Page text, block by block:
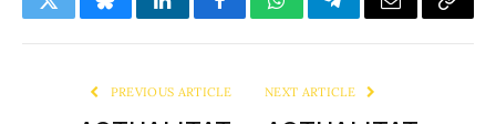
TwitterBlueskyLinkedInFacebookWhatsAppTelegramEmail Copy
PREVIOUS ARTICLE NEXT ARTICLE